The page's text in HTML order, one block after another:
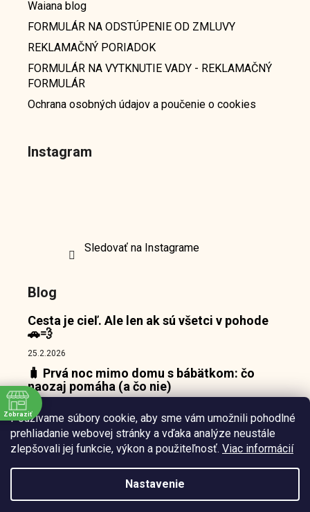
Používame súbory cookie, aby sme vám umožnili pohodlné
prehliadanie webovej stránky a vďaka analýze neustále
zlepšovali jej funkcie, výkon a použiteľnosť. Viac informácií
Nastavenie
Waiana blog
FORMULÁR NA ODSTÚPENIE OD ZMLUVY
REKLAMAČNÝ PORIADOK
FORMULÁR NA VYTKNUTIE VADY - REKLAMAČNÝ
FORMULÁR
Ochrana osobných údajov a poučenie o cookies
Instagram
Sledovať na Instagrame
Blog
Cesta je cieľ. Ale len ak sú všetci v pohode
🚗💨
25.2.2026
🧳 Prvá noc mimo domu s bábätkom: čo
naozaj pomáha (a čo nie)
18.2.2026
👶 Prečo bábätká nepotrebujú zábavu, ale
pokojný bod, o ktorý sa môžu oprieť 🌙
Zobraziť